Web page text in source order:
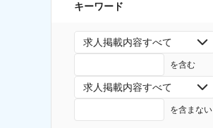
キーワード
求人掲載内容すべて
を含む
求人掲載内容すべて
を含まない